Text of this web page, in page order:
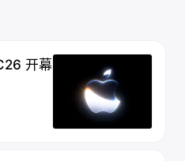
开幕